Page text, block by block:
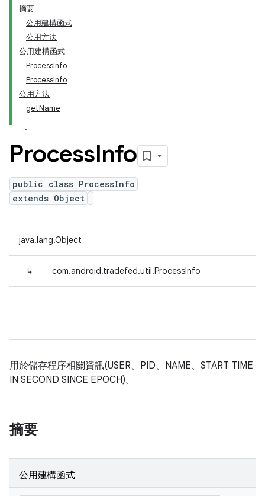
摘要
公用建構函式
公用方法
公用建構函式
ProcessInfo
ProcessInfo
公用方法
getName
ProcessInfo
public class ProcessInfo
extends Object
java.lang.Object
↳ com.android.tradefed.util.ProcessInfo
用於儲存程序相關資訊(USER、PID、NAME、START TIME
IN SECOND SINCE EPOCH)。
摘要
公用建構函式